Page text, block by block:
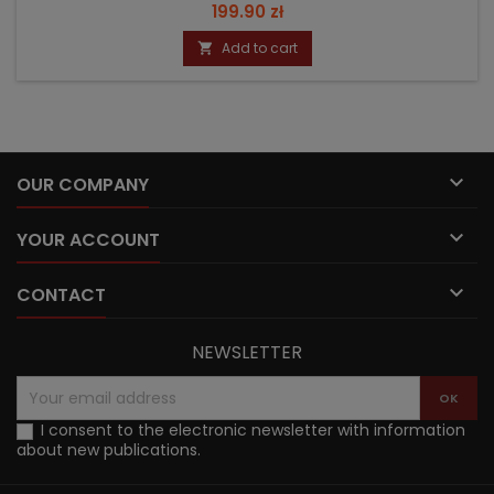
Price
199.90 zł
 Add to cart
OUR COMPANY 
YOUR ACCOUNT 
CONTACT 
NEWSLETTER
I consent to the electronic newsletter with information
about new publications.